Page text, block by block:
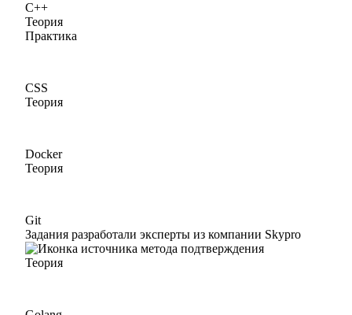
C++
Теория
Практика
CSS
Теория
Docker
Теория
Git
Задания разработали эксперты из компании Skypro
Теория